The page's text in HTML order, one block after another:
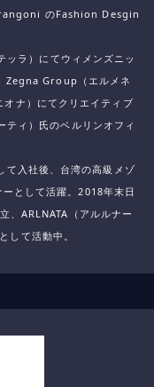
のFashion Desgin
ラ）にてウィメンズニッ
Group（エルメネ
オナ）にて クリエイティブ
ィ）氏のベルリンオフィ
入社後、 台湾の高級メゾ
として活躍。2018年末日
、ARLNATA（アルルナー
して活動中。